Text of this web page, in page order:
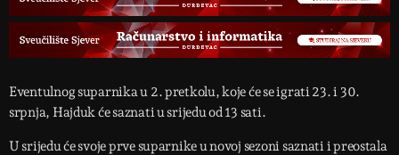
Eventulnog suparnika u 2. pretkolu, koje će se igrati 23. i 30.
srpnja, Hajduk će saznati u srijedu od 13 sati.
U srijedu će svoje prve suparnike u novoj sezoni saznati i preostala